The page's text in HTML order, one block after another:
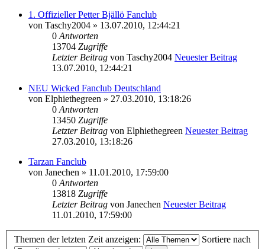
1. Offizieller Petter Bjällö Fanclub
von Taschy2004 » 13.07.2010, 12:44:21
0 Antworten
13704 Zugriffe
Letzter Beitrag von Taschy2004 Neuester Beitrag
13.07.2010, 12:44:21
NEU Wicked Fanclub Deutschland
von Elphiethegreen » 27.03.2010, 13:18:26
0 Antworten
13450 Zugriffe
Letzter Beitrag von Elphiethegreen Neuester Beitrag
27.03.2010, 13:18:26
Tarzan Fanclub
von Janechen » 11.01.2010, 17:59:00
0 Antworten
13818 Zugriffe
Letzter Beitrag von Janechen Neuester Beitrag
11.01.2010, 17:59:00
Themen der letzten Zeit anzeigen: Sortiere nach